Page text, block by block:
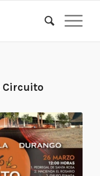
Circuito